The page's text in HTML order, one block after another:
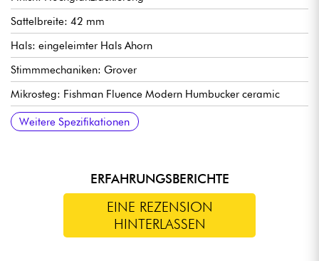
Sattelbreite: 42 mm
Hals: eingeleimter Hals Ahorn
Stimmmechaniken: Grover
Mikrosteg: Fishman Fluence Modern Humbucker ceramic
Hals Pickup: Fishman Fluence Modern Humbucker Alnico
Anzahl der Bünde: 24
Regler: 1 x Volume und 1 x Tone (Push/Pull).
Wahlschalter: 3-Positionen
Decke: Geflammter Ahorn
Griffbrett: Makassar-Ebenholz
Weitere Spezifikationen
ERFAHRUNGSBERICHTE
EINE REZENSION
HINTERLASSEN